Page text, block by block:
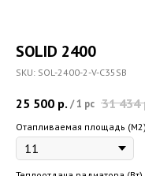
SOLID 2400
SKU: SOL-2400-2-V-C35SB
25 500 р. /1 pc 31 434
Отапливаемая площадь (M2)